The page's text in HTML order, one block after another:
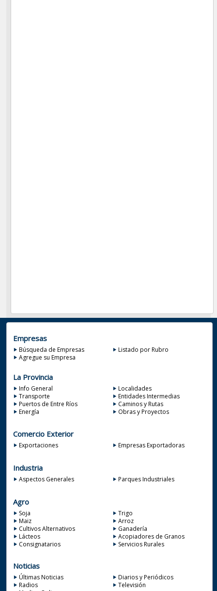
Empresas
Búsqueda de Empresas
Listado por Rubro
Agregue su Empresa
La Provincia
Info General
Localidades
Transporte
Entidades Intermedias
Puertos de Entre Ríos
Caminos y Rutas
Energía
Obras y Proyectos
Comercio Exterior
Exportaciones Empresas Exportadoras
Industria
Aspectos Generales Parques Industriales
Agro
Soja
Trigo
Maiz
Arroz
Cultivos Alternativos
Ganadería
Lácteos
Acopiadores de Granos
Consignatarios
Servicios Rurales
Noticias
Últimas Noticias
Diarios y Periódicos
Radios
Televisión